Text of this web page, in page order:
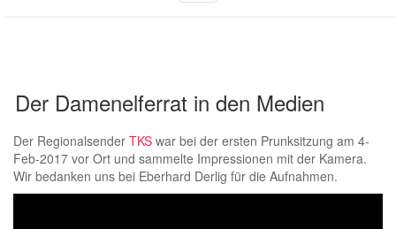
Der Damenelferrat in den Medien
Der Regionalsender TKS war bei der ersten Prunksitzung am 4-
Feb-2017 vor Ort und sammelte Impressionen mit der Kamera.
Wir bedanken uns bei Eberhard Derlig für die Aufnahmen.